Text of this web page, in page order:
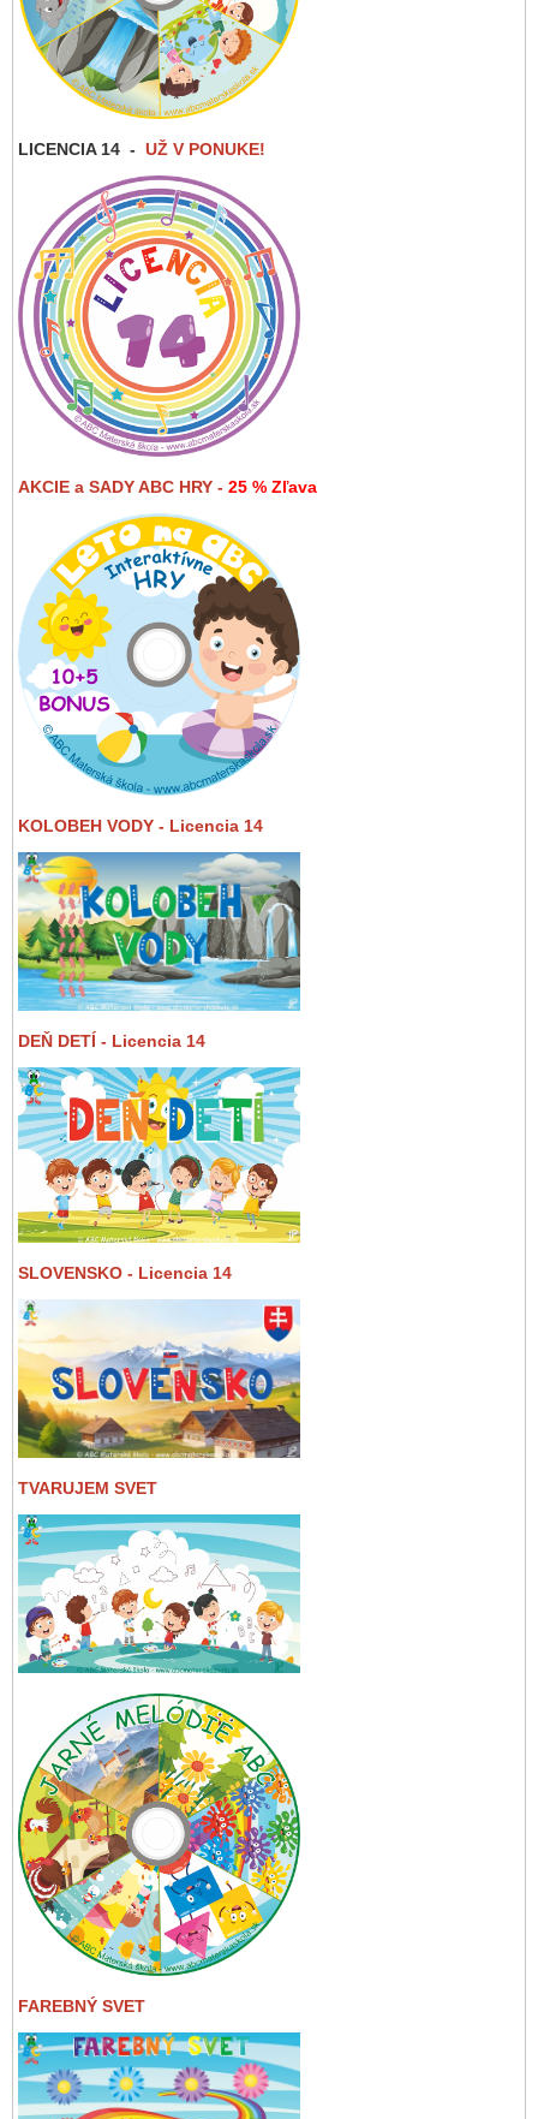
LICENCIA 14 - UŽ V PONUKE!
AKCIE a SADY ABC HRY - 25 % Zľava
KOLOBEH VODY - Licencia 14
DEŇ DETÍ - Licencia 14
SLOVENSKO - Licencia 14
TVARUJEM SVET
FAREBNÝ SVET